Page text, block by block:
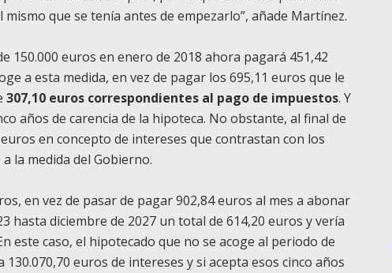
que se tenía antes de empezarlo”, añade Martínez.
150.000 euros en enero de 2018 ahora pagará 451,42
a esta medida, en vez de pagar los 695,11 euros que le
307,10 euros correspondientes al pago de impuestos. Y
años de carencia de la hipoteca. No obstante, al final de
en concepto de intereses que contrastan con los
la medida del Gobierno.
en vez de pasar de pagar 902,84 euros al mes a abonar
hasta diciembre de 2027 un total de 614,20 euros y vería
este caso, el hipotecado que no se acoge al periodo de
euros de intereses y si acepta esos cinco años